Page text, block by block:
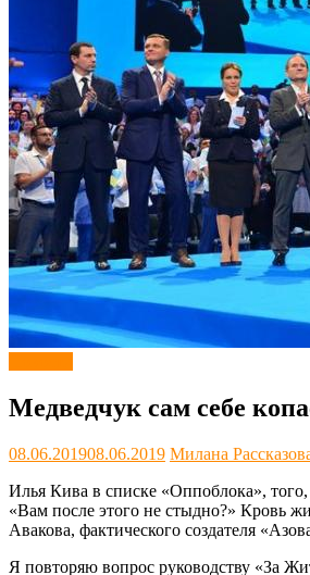
Медведчук сам себе
08.06.201908.06.2019 Милана
Илья Кива в списке «Оппоблока»,
«Вам после этого не стыдно?» Кровь
Авакова, фактического создателя
Я повторяю вопрос руководству «За